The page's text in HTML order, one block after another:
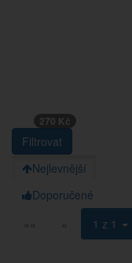
270 Kč
Nejlevnější
Doporučené
««
« 1 z 1